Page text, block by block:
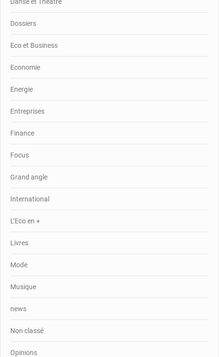
Dossiers
Eco et Business
Economie
Energie
Entreprises
Finance
Focus
Grand angle
International
L’Eco en +
Livres
Mode
Musique
news
Non classé
Opinions